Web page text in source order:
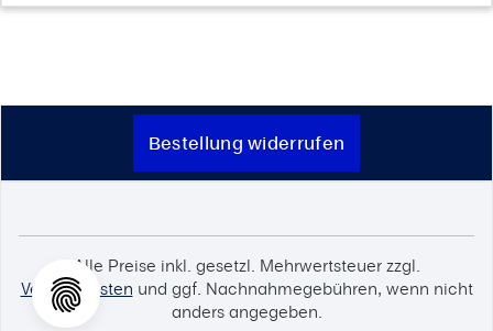
Bestellung widerrufen
Alle Preise inkl. gesetzl. Mehrwertsteuer zzgl.
Versandkosten und ggf. Nachnahmegebühren, wenn nicht
anders angegeben.